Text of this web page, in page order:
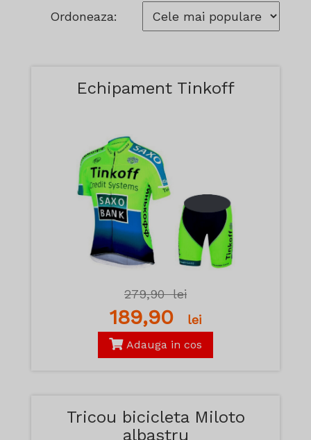
Ordoneaza:
Echipament Tinkoff
279,90lei
189,90 lei
Adauga in cos
Tricou bicicleta Miloto
albastru